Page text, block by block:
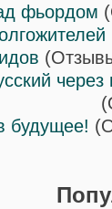
фьордом
будущее!